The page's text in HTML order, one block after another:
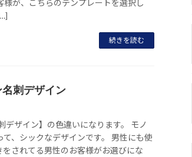
が、こちらのテンプレートを選択し
続きを読む
名刺デザイン
デザイン】の色違いになります。 モノ
、シックなデザインです。 男性にも使
されてる男性のお客様がお選びにな